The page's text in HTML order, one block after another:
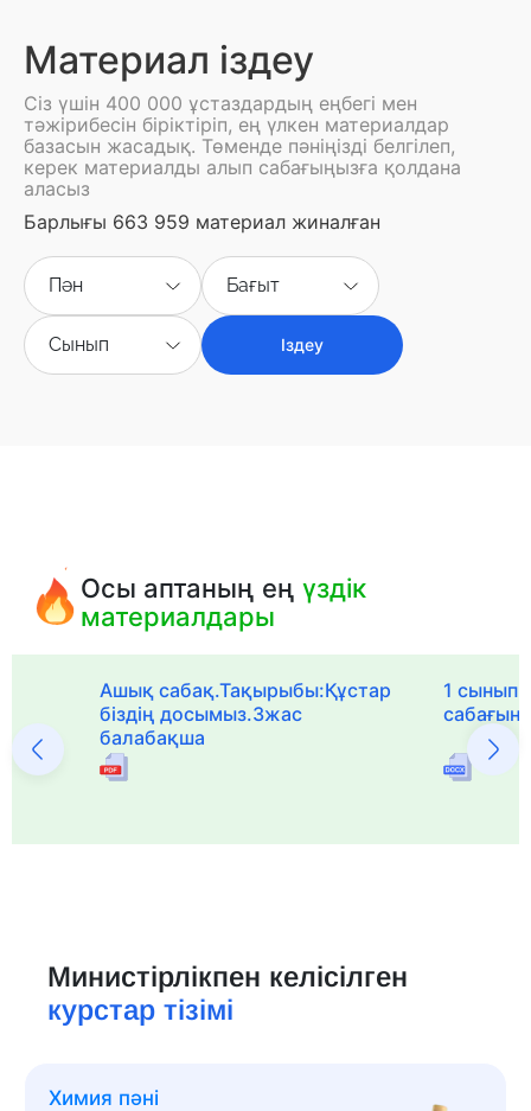
Материал іздеу
Сіз үшін 400 000 ұстаздардың еңбегі мен
тәжірибесін біріктіріп, ең үлкен материалдар
базасын жасадық. Төменде пәніңізді белгілеп,
керек материалды алып сабағыңызға қолдана
аласыз
Барлығы 663 959 материал жиналған
Пән Бағыт
Сынып Іздеу
Осы аптаның еңүздік
материалдары
Ашық сабақ.Тақырыбы:Құстар
біздің досымыз.3жас
балабақша
1
Министірлікпен келісілген
курстар тізімі
Химия пәні